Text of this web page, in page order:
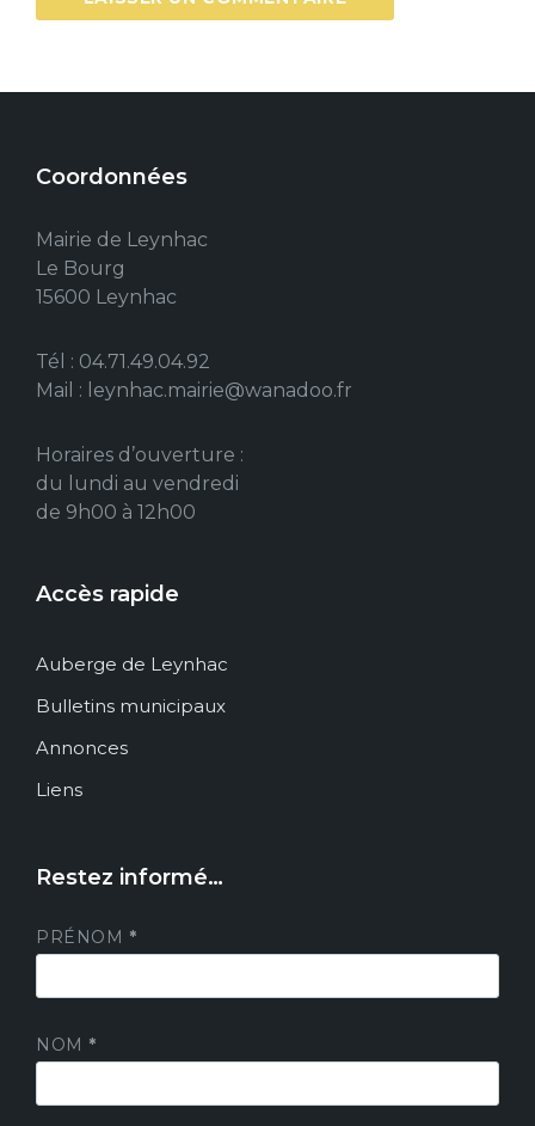
Coordonnées
Mairie de Leynhac
Le Bourg
15600 Leynhac
Tél : 04.71.49.04.92
Mail : leynhac.mairie@wanadoo.fr
Horaires d’ouverture :
du lundi au vendredi
de 9h00 à 12h00
Accès rapide
Auberge de Leynhac
Bulletins municipaux
Annonces
Liens
Restez informé…
PRÉNOM *
NOM *